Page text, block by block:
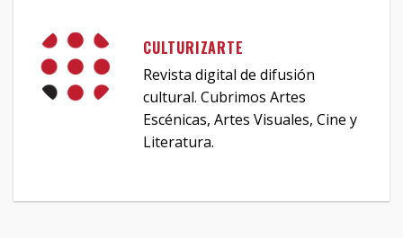
CULTURIZARTE
Revista digital de difusión
cultural. Cubrimos Artes
Escénicas, Artes Visuales, Cine y
Literatura.